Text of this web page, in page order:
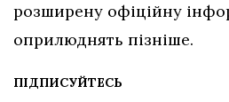
розширену офіційну
оприлюднять пізніше.
ПІДПИСУЙТЕСЬ